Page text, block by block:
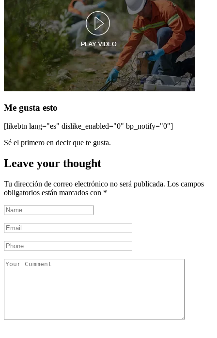
Me gusta esto
[likebtn lang="es" dislike_enabled="0" bp_notify="0"]
Sé el primero en decir que te gusta.
Leave your thought
Tu dirección de correo electrónico no será publicada. Los campos
obligatorios están marcados con *